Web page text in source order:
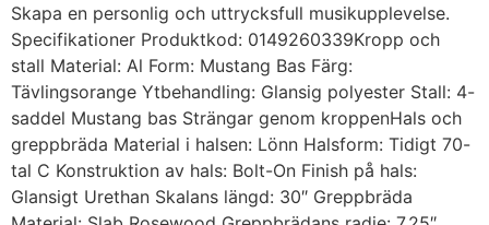
Skapa en personlig och uttrycksfull musikupplevelse.
Specifikationer Produktkod: 0149260339Kropp och
stall Material: Al Form: Mustang Bas Färg:
Tävlingsorange Ytbehandling: Glansig polyester Stall: 4-
saddel Mustang bas Strängar genom kroppenHals och
greppbräda Material i halsen: Lönn Halsform: Tidigt 70-
tal C Konstruktion av hals: Bolt-On Finish på hals:
Glansigt Urethan Skalans längd: 30″ Greppbräda